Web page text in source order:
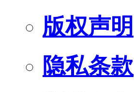
版权声明
隐私条款